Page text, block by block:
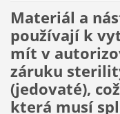
Materiál a
používají k
mít v
záruku
(jedovaté),
která musí